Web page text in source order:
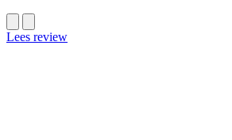
Lees review